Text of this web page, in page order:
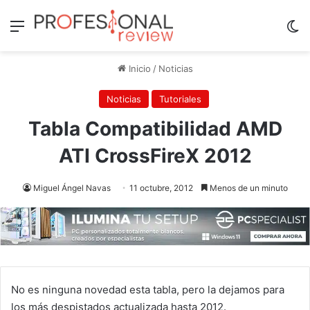
Menú
Inicio / Noticias
Noticias Tutoriales
Tabla Compatibilidad AMD
ATI CrossFireX 2012
Miguel Ángel Navas 11 octubre, 2012 Menos de un minuto
No es ninguna novedad esta tabla, pero la dejamos para
los más despistados actualizada hasta 2012.